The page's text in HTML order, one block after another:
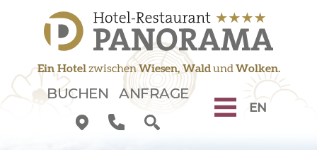
Ein HotelzwischenWiesen, Waldund Wolken.
BUCHEN ANFRAGE
EN